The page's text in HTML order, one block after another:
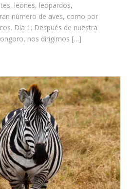
leones, leopardos,
número de aves, como por
Día 1: Después de nuestra
nos dirigimos […]